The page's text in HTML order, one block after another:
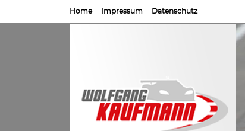
Home Impressum Datenschutz